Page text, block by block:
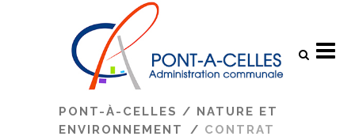
PONT-À-CELLES / NATURE ET
ENVIRONNEMENT
/ CONTRAT